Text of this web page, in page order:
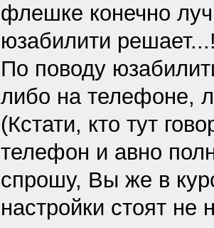
флешке конечно
юзабилити
По поводу
либо на телефоне,
(Кстати, кто тут
телефон и авно
спрошу, Вы же в
настройки стоят не